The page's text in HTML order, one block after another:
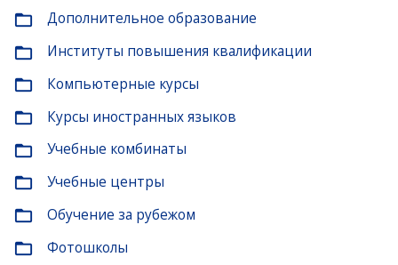
folder_open Дополнительное образование
folder_open Институты повышения квалификации
folder_open Компьютерные курсы
folder_open Курсы иностранных языков
folder_open Учебные комбинаты
folder_open Учебные центры
folder_open Обучение за рубежом
folder_open Фотошколы